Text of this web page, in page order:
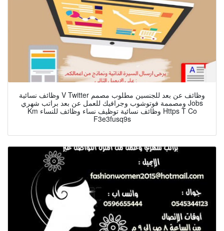
وظائف نسائية V Twitter وظائف عن بعد للجنسين مطلوب مصمم
ومصممة فوتوشوب وجرافيك للعمل عن بعد براتب شهري Jobs
Km وظائف نسائية توظيف نساء وظائف للنساء Https T Co
F3e3fusq9s